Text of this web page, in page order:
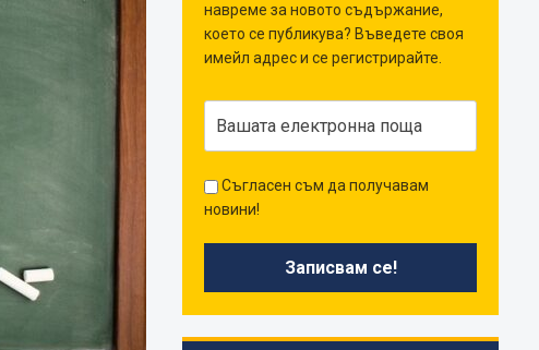
навреме за новото съдържание,
което се публикува? Въведете своя
имейл адрес и се регистрирайте.
Съгласен съм да получавам
новини!